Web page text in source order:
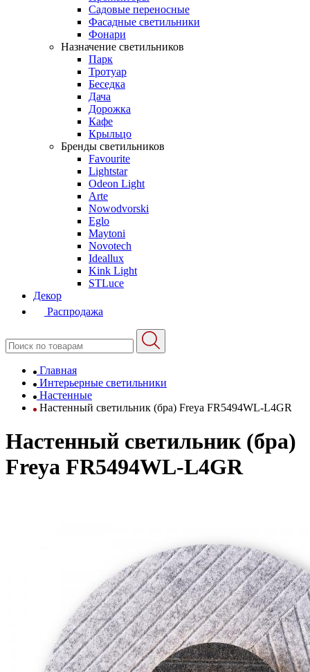
Садовые переносные
Фасадные светильники
Фонари
Назначение светильников
Парк
Тротуар
Беседка
Дача
Дорожка
Кафе
Крыльцо
Бренды светильников
Favourite
Lightstar
Odeon Light
Arte
Nowodvorski
Eglo
Maytoni
Novotech
Ideallux
Kink Light
STLuce
Декор
Распродажа
Главная
Интерьерные светильники
Настенные
Настенный светильник (бра) Freya FR5494WL-L4GR
Настенный светильник (бра)
Freya FR5494WL-L4GR